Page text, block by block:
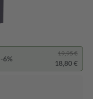
-6%
19,95 €
18,80 €